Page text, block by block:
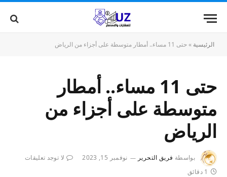
الرئيسية »حتى 11 مساء.. أمطار متوسطة على أجزاء من الرياض
حتى 11 مساء.. أمطار
متوسطة على أجزاء من
الرياض
بواسطة فريق التحرير نوفمبر 15, 2023
لا توجد تعليقات
1 دقائق